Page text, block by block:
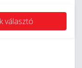
választó